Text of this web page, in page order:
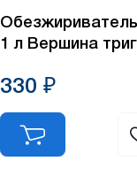
1 л Вершина
330 ₽